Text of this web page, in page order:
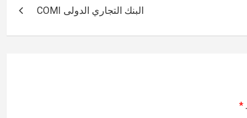
البنك التجاري الدولى COMI
*